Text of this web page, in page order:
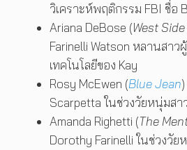
วิเคราะห์พฤติกรรม FBI ชื่อ
Ariana DeBose (West
Farinelli Watson หลานสาว
เทคโนโลยีของ Kay
Rosy McEwen (Blue Jean
Scarpetta ในช่วงวัยหนุ่มสา
Amanda Righetti (The
Dorothy Farinelli ในช่วงวัย